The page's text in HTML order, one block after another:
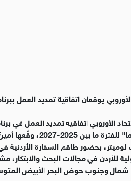
يوقعان اتفاقية تمديد العمل
الأوروبي اتفاقية تمديد العمل في
والابتكار لمنطقة البحر
بحضور طاقم السفارة الأردنية
للأردن في مجالات البحث والابتكار،
شمال وجنوب حوض البحر الأبيض